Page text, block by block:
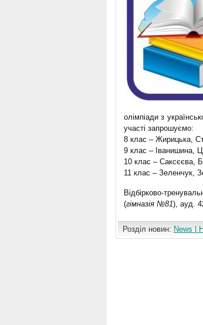
олімпіади з
участі запрошуємо:
8 клас – Жирицька,
9 клас – Іванишина,
10 клас – Саксєєва,
11 клас – Зеленчук,
Відбірково-
(гімназія №81), ауд.
Розділ новин: News |